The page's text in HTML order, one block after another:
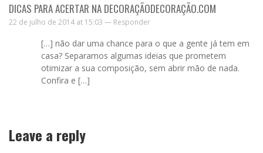
DICAS PARA ACERTAR NA DECORAÇÃODECORAÇÃO.COM
22 de julho de 2014 at 15:03 — Responder
[…] não dar uma chance para o que a gente já tem em
casa? Separamos algumas ideias que prometem
otimizar a sua composição, sem abrir mão de nada.
Confira e […]
Leave a reply